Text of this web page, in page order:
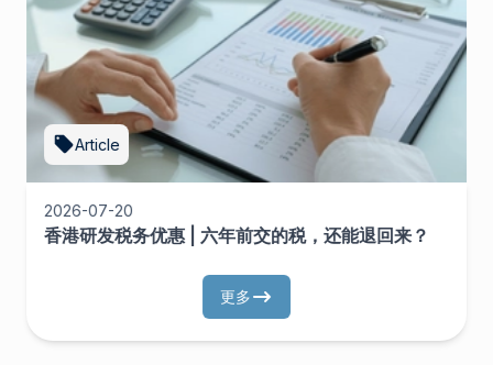
Article
2026-07-20
香港研发税务优惠 | 六年前交的税，还能退回来？
更多